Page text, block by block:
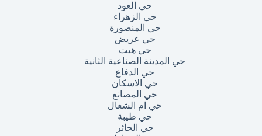
حي العود
حي الزهراء
حي المنصورة
حي عريض
حي هيت
حي المدينة الصناعية الثانية
حي الدفاع
حي الاسكان
حي المصانع
حي ام الشعال
حي طيبة
حي الحائر